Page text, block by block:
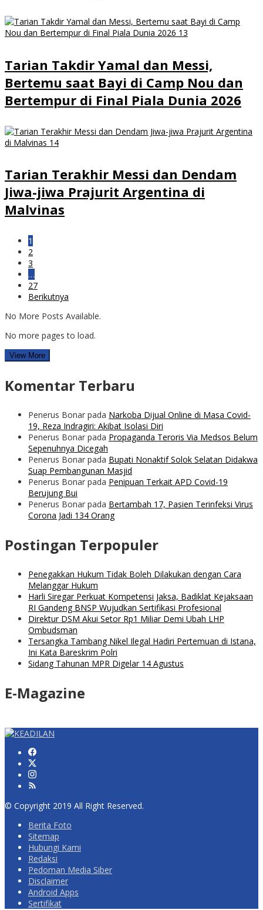
Tarian Takdir Yamal dan Messi,
Bertemu saat Bayi di Camp Nou dan
Bertempur di Final Piala Dunia 2026
Tarian Terakhir Messi dan Dendam
Jiwa-jiwa Prajurit Argentina di
Malvinas
1
2
3
…
27
Berikutnya
No More Posts Available.
No more pages to load.
View More
Komentar Terbaru
Penerus Bonar pada Narkoba Dijual Online di Masa Covid-
19, Reza Indragiri: Akibat Isolasi Diri
Penerus Bonar pada Propaganda Teroris Via Medsos Belum
Sepenuhnya Dicegah
Penerus Bonar pada Bupati Nonaktif Solok Selatan Didakwa
Suap Pembangunan Masjid
Penerus Bonar pada Penipuan Terkait APD Covid-19
Berujung Bui
Penerus Bonar pada Bertambah 17, Pasien Terinfeksi Virus
Corona Jadi 134 Orang
Postingan Terpopuler
Penegakkan Hukum Tidak Boleh Dilakukan dengan Cara
Melanggar Hukum
Harli Siregar Perkuat Kompetensi Jaksa, Badiklat Kejaksaan
RI Gandeng BNSP Wujudkan Sertifikasi Profesional
Direktur DSM Akui Setor Rp1 Miliar Demi Ubah LHP
Ombudsman
Tersangka Tambang Nikel Ilegal Hadiri Pertemuan di Istana,
Ini Kata Bareskrim Polri
Sidang Tahunan MPR Digelar 14 Agustus
E-Magazine
© Copyright 2019 All Right Reserved.
Berita Foto
Sitemap
Hubungi Kami
Redaksi
Pedoman Media Siber
Disclaimer
Android Apps
Sertifikat